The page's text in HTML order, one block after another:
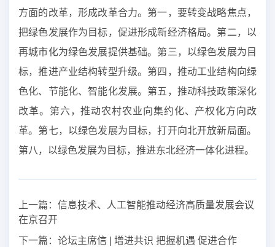
方面的改革，形成改革合力。第一，要转变战略焦点，
把绿色发展作为目标，促进形成新经济格局。第二，以
再城市化为绿色发展提供基础。第三，以绿色发展为目
标，推进产业结构转型升级。第四，推动工业结构向绿
色化、节能化、智能化发展。第五，推动科技政策深化
改革。第六，推动农村农业向集约化、产权化方向改
革。第七，以绿色发展为目标，打开向北开放新局面。
第八，以绿色发展为目标，推进东北经济一体化进程。
上一篇： 信息技术、人工智能推动经济高质量发展会议
在京召开
下一篇： 论坛主席信 | 增进共识 把握机遇 促进合作